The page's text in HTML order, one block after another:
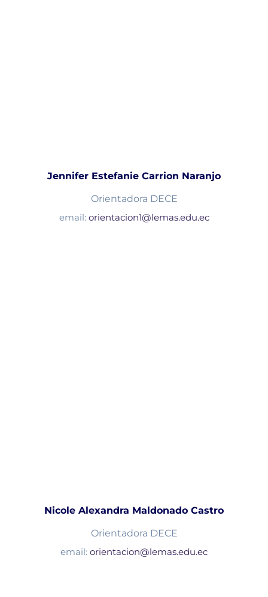
Jennifer Estefanie Carrion Naranjo
Orientadora DECE
email: orientacion1@lemas.edu.ec
Nicole Alexandra Maldonado Castro
Orientadora DECE
email: orientacion@lemas.edu.ec